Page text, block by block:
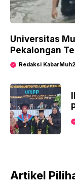
Universitas
Pekalongan
(KSR) Tangani
Redaksi KabarMuh2
Artikel